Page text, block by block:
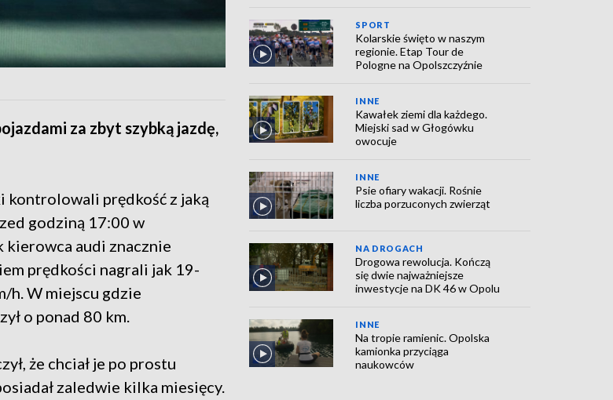
za zbyt szybką jazdę,
prędkość z jaką
godziną 17:00 w
audi znacznie
prędkości nagrali jak 19-
h. W miejscu gdzie
o ponad 80 km.
że chciał je po prostu
zaledwie kilka miesięcy.
SPORT
Kolarskie święto w naszym
regionie. Etap Tour de
Pologne na Opolszczyźnie
INNE
Kawałek ziemi dla każdego.
Miejski sad w Głogówku
owocuje
INNE
Psie ofiary wakacji. Rośnie
liczba porzuconych zwierząt
NA DROGACH
Drogowa rewolucja. Kończą
się dwie najważniejsze
inwestycje na DK 46 w Opolu
INNE
Na tropie ramienic. Opolska
kamionka przyciąga
naukowców